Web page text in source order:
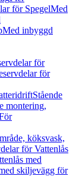
för SpegelMed
Med inbyggd
för
för
Stående
montering,
köksvask,
för Vattenlås
med
skiljevägg för